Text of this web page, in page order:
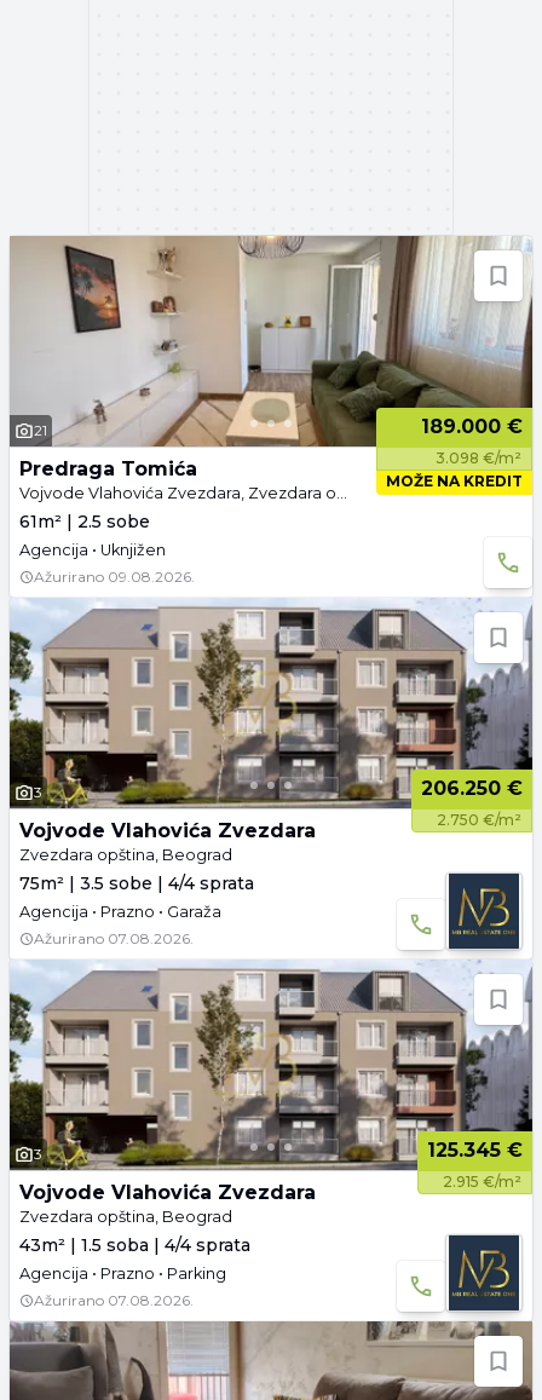
21 189.000 €
3.098 €/m²
MOŽE NA KREDIT
Predraga Tomića
Vojvode Vlahovića Zvezdara, Zvezdara opština, Beograd
61m² | 2.5 sobe
Agencija • Uknjižen
Ažurirano 09.08.2026.
3 206.250 €
2.750 €/m²
Vojvode Vlahovića Zvezdara
Zvezdara opština, Beograd
75m² | 3.5 sobe | 4/4 sprata
Agencija • Prazno • Garaža
Ažurirano 07.08.2026.
3 125.345 €
2.915 €/m²
Vojvode Vlahovića Zvezdara
Zvezdara opština, Beograd
43m² | 1.5 soba | 4/4 sprata
Agencija • Prazno • Parking
Ažurirano 07.08.2026.